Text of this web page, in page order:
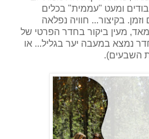
ומעט "עממית" בכלים
בקיצור... חוויה נפלאה
מעין ביקור בחדר הפרטי של
נמצא במעבה יער בגליל... או
השבעים).